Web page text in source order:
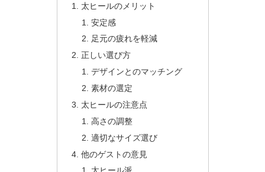
太ヒールのメリット
安定感
足元の疲れを軽減
正しい選び方
デザインとのマッチング
素材の選定
太ヒールの注意点
高さの調整
適切なサイズ選び
他のゲストの意見